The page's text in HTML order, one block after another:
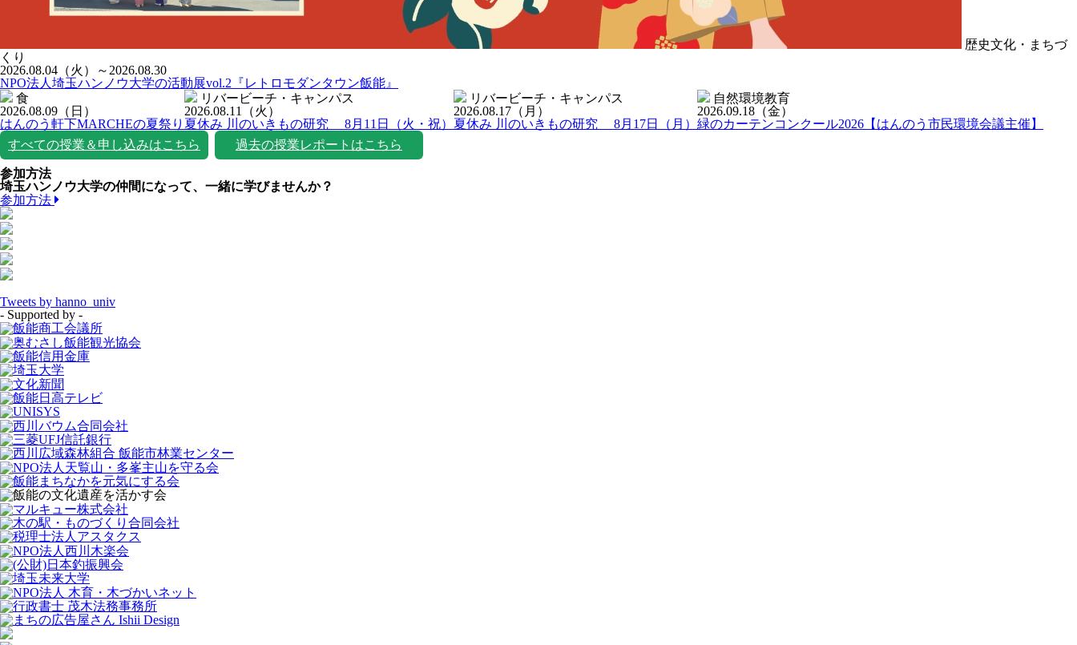
歴史文化・まちづ
くり
2026.08.04 （火）
～2026.08.30
NPO法人埼玉ハンノウ大学の活動展vol.2『レトロモダンタウン飯能』
食
2026.08.09 （日）
はんのう軒下MARCHEの夏祭り
リバービーチ・キャンパス
2026.08.11
（火）
夏休み 川のいきもの研究 8月11日（火・祝）
リバービーチ・キャンパス
2026.08.17 （月）
夏休み 川のいきもの研究 8月17日（月）
自然環境教育
2026.09.18 （金）
緑のカーテンコンクール2026【はんのう市民環境会議主催】
すべての授業＆申し込みはこちら
過去の授業レポートはこちら
参加方法
埼玉ハンノウ大学の仲間になって、一緒に学びませんか？
参加方法
Tweets by hanno_univ
- Supported by -